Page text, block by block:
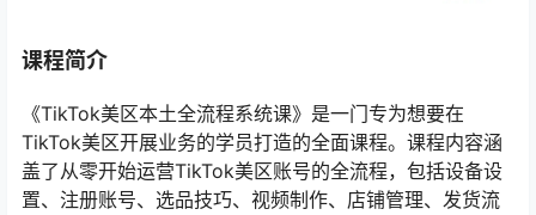
课程简介
《TikTok美区本土全流程系统课》是一门专为想要在
TikTok美区开展业务的学员打造的全面课程。课程内容涵
盖了从零开始运营TikTok美区账号的全流程，包括设备设
置、注册账号、选品技巧、视频制作、店铺管理、发货流